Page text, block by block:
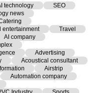
technology
SEO
news
entertainment
Travel
AI company
Advertising
Acoustical consultant
Airstrip
Automation company